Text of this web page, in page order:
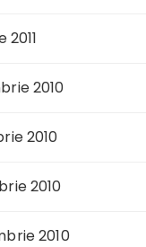
2011
2010
2010
2010
2010